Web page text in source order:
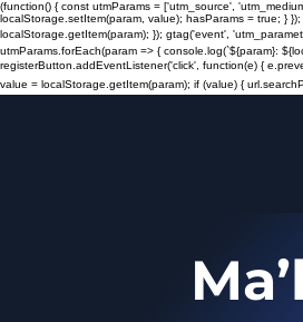
(function() { const utmParams = ['utm_source',
localStorage.setItem(param, value); hasParams = true; }
localStorage.getItem(param); }); gtag('event',
utmParams.forEach(param => { console.log(`${param}:
registerButton.addEventListener('click', function(e) {
value = localStorage.getItem(param); if (value) {